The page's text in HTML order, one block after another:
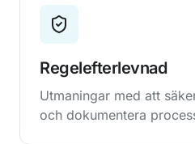
Regelefterlevnad
Utmaningar med att
och dokumentera